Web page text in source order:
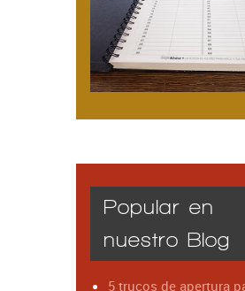
Popular en
nuestro Blog
5 trucos de apertura